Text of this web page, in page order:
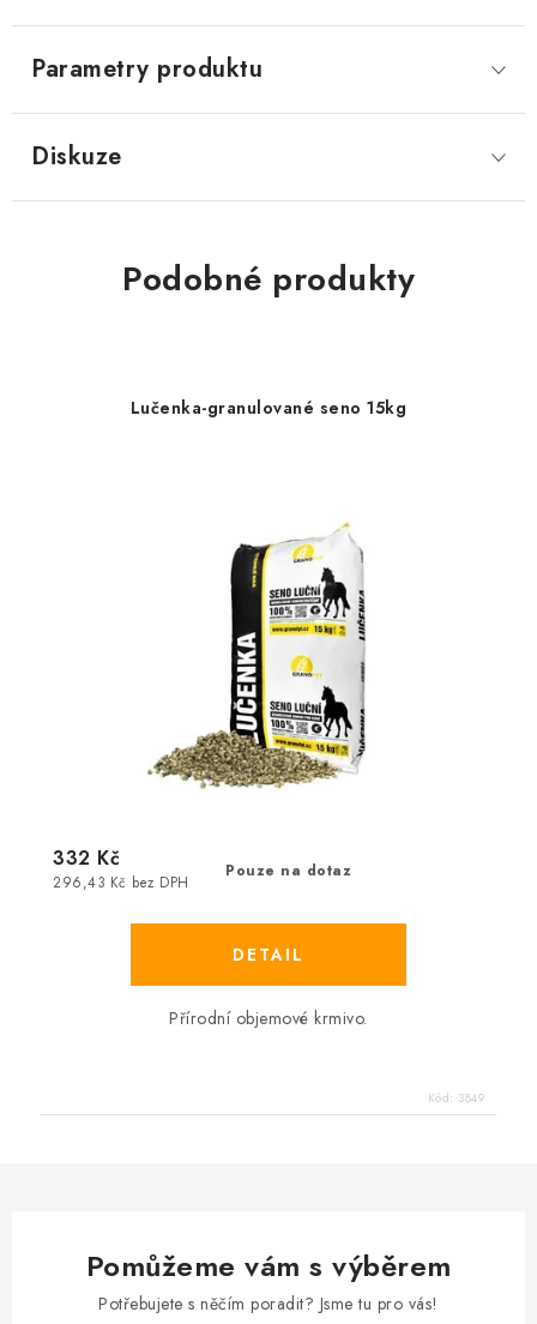
Parametry produktu
Diskuze
Podobné produkty
Lučenka-granulované seno 15kg
Pouze na dotaz
296,43 Kč bez DPH
332 Kč
Přírodní objemové krmivo.
Kód: 3849
Pomůžeme vám s výběrem
Potřebujete s něčím poradit? Jsme tu pro vás!